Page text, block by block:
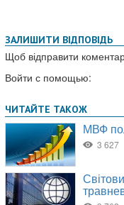
ЗАЛИШИТИ ВІДПОВІДЬ
Щоб відправити
Войти с помощью: